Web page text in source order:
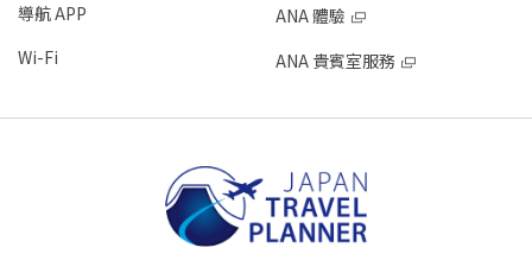
導航 APP
Wi-Fi
ANA 體驗
ANA 貴賓室服務